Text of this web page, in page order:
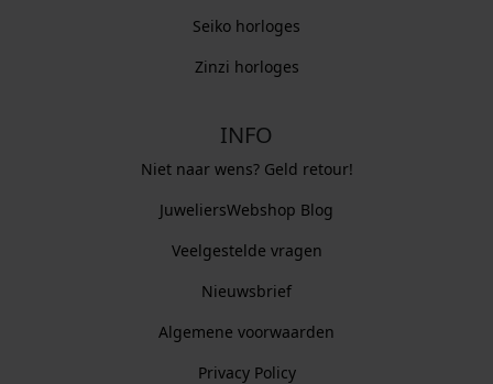
Seiko horloges
Zinzi horloges
INFO
Niet naar wens? Geld retour!
JuweliersWebshop Blog
Veelgestelde vragen
Nieuwsbrief
Algemene voorwaarden
Privacy Policy